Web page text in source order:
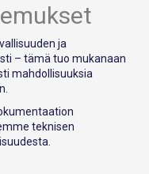
ja
– tämä tuo mukanaan
mahdollisuuksia
teknisen